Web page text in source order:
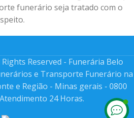
funerário seja tratado com o
Reserved - Funerária Belo
e Transporte Funerário na
e Região - Minas gerais - 0800
24 Horas.